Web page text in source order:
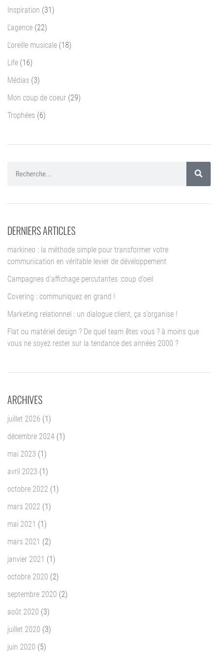
Inspiration (31)
L'agence (22)
L'oreille musicale (18)
Life (16)
Médias (3)
Mon coup de coeur (29)
Trophées (6)
DERNIERS ARTICLES
markineo : la méthode simple pour transformer votre
communication en véritable levier de développement
Campagnes d’affichage percutantes :coup d’oeil
Covering : communiquez en grand !
Marketing relationnel : un dialogue client, ça s’organise !
Flat ou matériel design ? De quel team êtes vous ? à moins que
vous ne soyez rester sur la tendance des années 2000 ?
ARCHIVES
juillet 2026 (1)
décembre 2024 (1)
mai 2023 (1)
avril 2023 (1)
octobre 2022 (1)
mars 2022 (1)
mai 2021 (1)
mars 2021 (2)
janvier 2021 (1)
octobre 2020 (2)
septembre 2020 (2)
août 2020 (3)
juillet 2020 (3)
juin 2020 (5)